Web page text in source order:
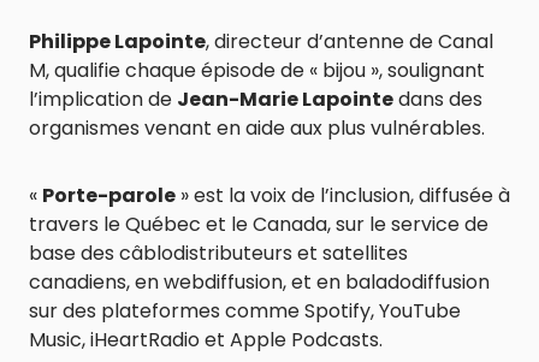
Philippe Lapointe, directeur d’antenne de Canal
M, qualifie chaque épisode de « bijou », soulignant
l’implication de Jean-Marie Lapointedans des
organismes venant en aide aux plus vulnérables.
« Porte-parole » est la voix de l’inclusion, diffusée à
travers le Québec et le Canada, sur le service de
base des câblodistributeurs et satellites
canadiens, en webdiffusion, et en baladodiffusion
sur des plateformes comme Spotify, YouTube
Music, iHeartRadio et Apple Podcasts.